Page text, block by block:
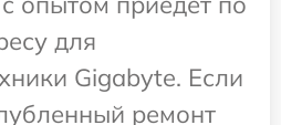
для
Gigabyte. Если
ремонт